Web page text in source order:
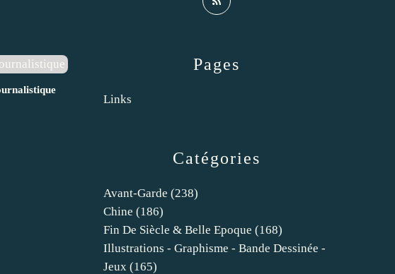
Catégories
Avant-Garde (238)
Chine (186)
Fin De Siècle & Belle Epoque (168)
Illustrations - Graphisme - Bande Dessinée -
Jeux (165)
Pages
Links